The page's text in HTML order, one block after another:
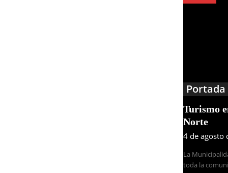
Portada
Turismo
Norte
4 de agosto
La
toda la